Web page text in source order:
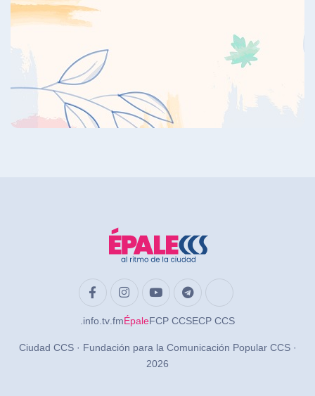
.info .tv .fmÉpaleFCP CCSECP CCS
Ciudad CCS · Fundación para la Comunicación Popular CCS ·
2026